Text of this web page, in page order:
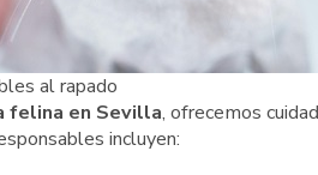
al rapado
felina en Sevilla, ofrecemos
incluyen: